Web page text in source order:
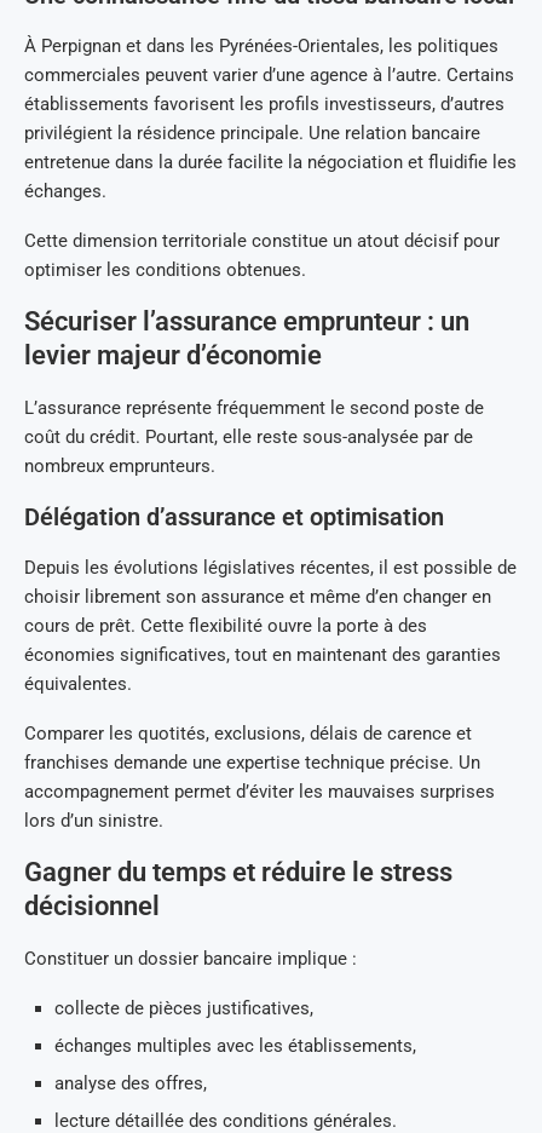
À Perpignan et dans les Pyrénées-Orientales, les politiques
commerciales peuvent varier d’une agence à l’autre. Certains
établissements favorisent les profils investisseurs, d’autres
privilégient la résidence principale. Une relation bancaire
entretenue dans la durée facilite la négociation et fluidifie les
échanges.
Cette dimension territoriale constitue un atout décisif pour
optimiser les conditions obtenues.
Sécuriser l’assurance emprunteur : un
levier majeur d’économie
L’assurance représente fréquemment le second poste de
coût du crédit. Pourtant, elle reste sous-analysée par de
nombreux emprunteurs.
Délégation d’assurance et optimisation
Depuis les évolutions législatives récentes, il est possible de
choisir librement son assurance et même d’en changer en
cours de prêt. Cette flexibilité ouvre la porte à des
économies significatives, tout en maintenant des garanties
équivalentes.
Comparer les quotités, exclusions, délais de carence et
franchises demande une expertise technique précise. Un
accompagnement permet d’éviter les mauvaises surprises
lors d’un sinistre.
Gagner du temps et réduire le stress
décisionnel
Constituer un dossier bancaire implique :
collecte de pièces justificatives,
échanges multiples avec les établissements,
analyse des offres,
lecture détaillée des conditions générales.